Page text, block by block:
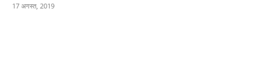
17 अगस्त, 2019